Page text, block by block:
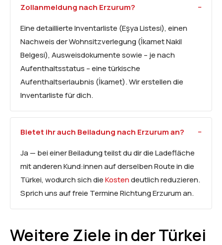
Zollanmeldung nach Erzurum?
Eine detaillierte Inventarliste (Eşya Listesi), einen
Nachweis der Wohnsitzverlegung (İkamet Nakil
Belgesi), Ausweisdokumente sowie – je nach
Aufenthaltsstatus – eine türkische
Aufenthaltserlaubnis (İkamet). Wir erstellen die
Inventarliste für dich.
Bietet ihr auch Beiladung nach Erzurum an?
Ja — bei einer Beiladung teilst du dir die Ladefläche
mit anderen Kund:innen auf derselben Route in die
Türkei, wodurch sich dieKostendeutlich reduzieren.
Sprich uns auf freie Termine Richtung Erzurum an.
Weitere Ziele in der Türkei